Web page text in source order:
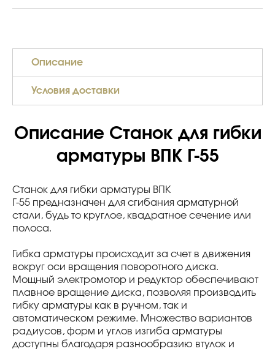
Описание
Условия доставки
Описание Станок для гибки
арматуры ВПК Г-55
Станок для гибки арматуры ВПК
Г-55 предназначен для сгибания арматурной
стали, будь то круглое, квадратное сечение или
полоса.
Гибка арматуры происходит за счет в движения
вокруг оси вращения поворотного диска.
Мощный электромотор и редуктор обеспечивают
плавное вращение диска, позволяя производить
гибку арматуры как в ручном, так и
автоматическом режиме. Множество вариантов
радиусов, форм и углов изгиба арматуры
доступны благодаря разнообразию втулок и